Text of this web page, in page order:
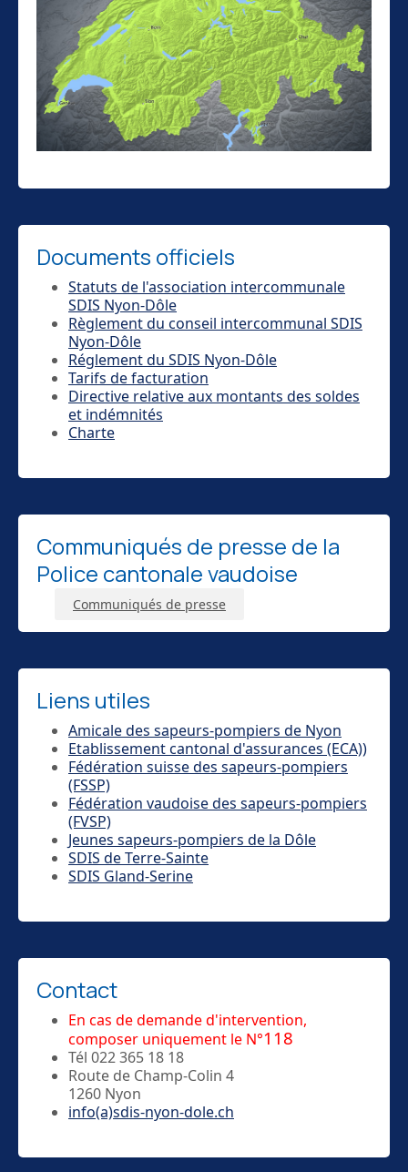
Documents officiels
Statuts de l'association intercommunale
SDIS Nyon-Dôle
Règlement du conseil intercommunal SDIS
Nyon-Dôle
Réglement du SDIS Nyon-Dôle
Tarifs de facturation
Directive relative aux montants des soldes
et indémnités
Charte
Communiqués de presse de la
Police cantonale vaudoise
Communiqués de presse
Liens utiles
Amicale des sapeurs-pompiers de Nyon
Etablissement cantonal d'assurances (ECA))
Fédération suisse des sapeurs-pompiers
(FSSP)
Fédération vaudoise des sapeurs-pompiers
(FVSP)
Jeunes sapeurs-pompiers de la Dôle
SDIS de Terre-Sainte
SDIS Gland-Serine
Contact
En cas de demande d'intervention,
composer uniquement le N°118
Tél 022 365 18 18
Route de Champ-Colin 4
1260 Nyon
info(a)sdis-nyon-dole.ch